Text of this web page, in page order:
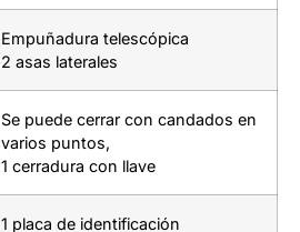
Empuñadura telescópica
2 asas laterales
Se puede cerrar con candados en
varios puntos,
1 cerradura con llave
1 placa de identificación